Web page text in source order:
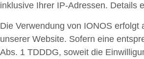
inklusive Ihrer IP-Adressen. Details
Die Verwendung von IONOS
unserer Website. Sofern eine
Abs. 1 TDDDG, soweit die